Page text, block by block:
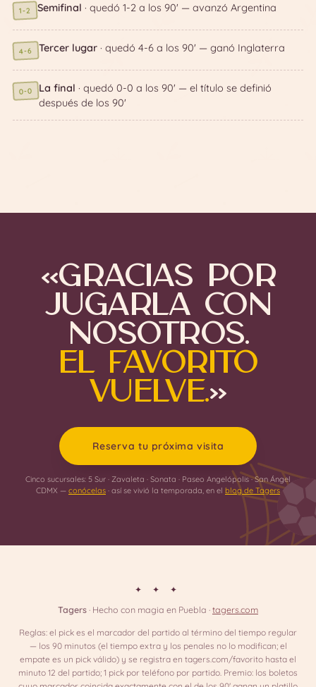
1-2 Semifinal · quedó 1-2 a los 90' — avanzó Argentina
4-6 Tercer lugar· quedó 4-6 a los 90' — ganó Inglaterra
0-0 La final · quedó 0-0 a los 90' — el título se definió
después de los 90'
«Gracias por
jugarla con
nosotros.
El Favorito
vuelve.»
Reserva tu próxima visita
Cinco sucursales: 5 Sur · Zavaleta · Sonata · Paseo Angelópolis · San Ángel
CDMX — conócelas · así se vivió la temporada, en el blog de Tagers
✦ ✦ ✦
Tagers· Hecho con magia en Puebla ·tagers.com
Reglas: el pick es el marcador del partido al término del tiempo regular
— los 90 minutos (el tiempo extra y los penales no lo modifican; el
empate es un pick válido) y se registra en tagers.com/favorito hasta el
minuto 12 del partido; 1 pick por teléfono por partido. Premio: los boletos